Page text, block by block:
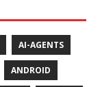
AI-AGENTS
ANDROID